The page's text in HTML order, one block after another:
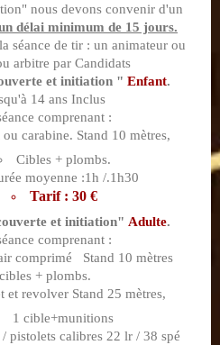
nous devons convenir d'un
délai minimum de 15 jours.
séance de tir : un animateur ou
arbitre par Candidats
et initiation " Enfant.
14 ans Inclus
comprenant :
carabine. Stand 10 mètres,
Cibles + plombs.
moyenne :1h /.1h30
Tarif : 30 €
et initiation" Adulte.
comprenant :
comprimé Stand 10 mètres
cibles + plombs.
et revolver Stand 25 mètres,
1 cible+munitions
pistolets calibres 22 lr / 38 spé